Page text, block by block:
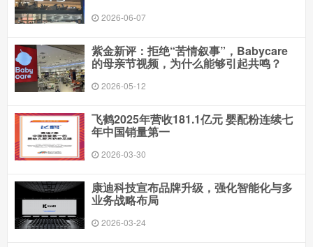
2026-06-07
紫金新评：拒绝“苦情叙事”，Babycare
的母亲节视频，为什么能够引起共鸣？
2026-05-12
飞鹤2025年营收181.1亿元 婴配粉连续七
年中国销量第一
2026-03-30
康迪科技宣布品牌升级，强化智能化与多
业务战略布局
2026-03-24